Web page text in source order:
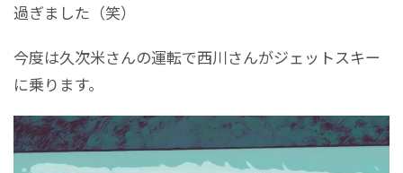
過ぎました（笑）
今度は久次米さんの運転で西川さんがジェットスキー
に乗ります。